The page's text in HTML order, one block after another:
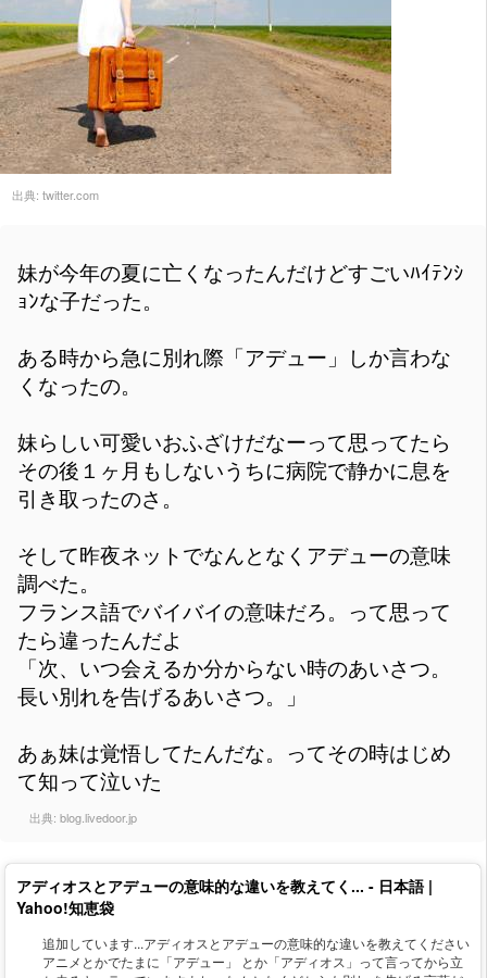
出典: twitter.com
妹が今年の夏に亡くなったんだけどすごいﾊｲﾃﾝｼ
ｮﾝな子だった。
ある時から急に別れ際「アデュー」しか言わな
くなったの。
妹らしい可愛いおふざけだなーって思ってたら
その後１ヶ月もしないうちに病院で静かに息を
引き取ったのさ。
そして昨夜ネットでなんとなくアデューの意味
調べた。
フランス語でバイバイの意味だろ。って思って
たら違ったんだよ
「次、いつ会えるか分からない時のあいさつ。
長い別れを告げるあいさつ。」
あぁ妹は覚悟してたんだな。ってその時はじめ
て知って泣いた
出典: blog.livedoor.jp
アディオスとアデューの意味的な違いを教えてく... - 日本語 |
Yahoo!知恵袋
追加しています...アディオスとアデューの意味的な違いを教えてください
アニメとかでたまに「アデュー」 とか「アディオス」って言ってから立